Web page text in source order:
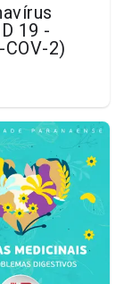
19 -
COV-2)